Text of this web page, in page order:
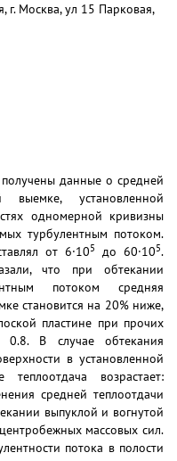
г. Москва, ул 15 Парковая,
данные о средней
выемке, установленной
одномерной кривизны
турбулентным потоком.
от 6·105 до 60·105.
что при обтекании
потоком средняя
становится на 20% ниже,
пластине при прочих
В случае обтекания
в установленной
возрастает:
средней теплоотдачи
выпуклой и вогнутой
массовых сил.
потока в полости